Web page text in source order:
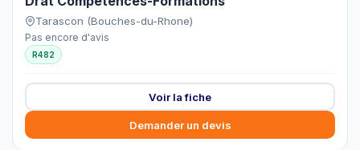
Tarascon (Bouches-du-Rhone)
Pas encore d'avis
R482
Voir la fiche
Demander un devis